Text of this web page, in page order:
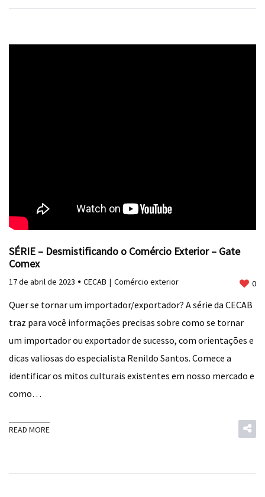
SÉRIE – Desmistificando o Comércio Exterior – Gate
Comex
17 de abril de 2023 CECAB Comércio exterior 0
Quer se tornar um importador/exportador? A série da CECAB
traz para você informações precisas sobre como se tornar
um importador ou exportador de sucesso, com orientações e
dicas valiosas do especialista Renildo Santos. Comece a
identificar os mitos culturais existentes em nosso mercado e
como…
READ MORE